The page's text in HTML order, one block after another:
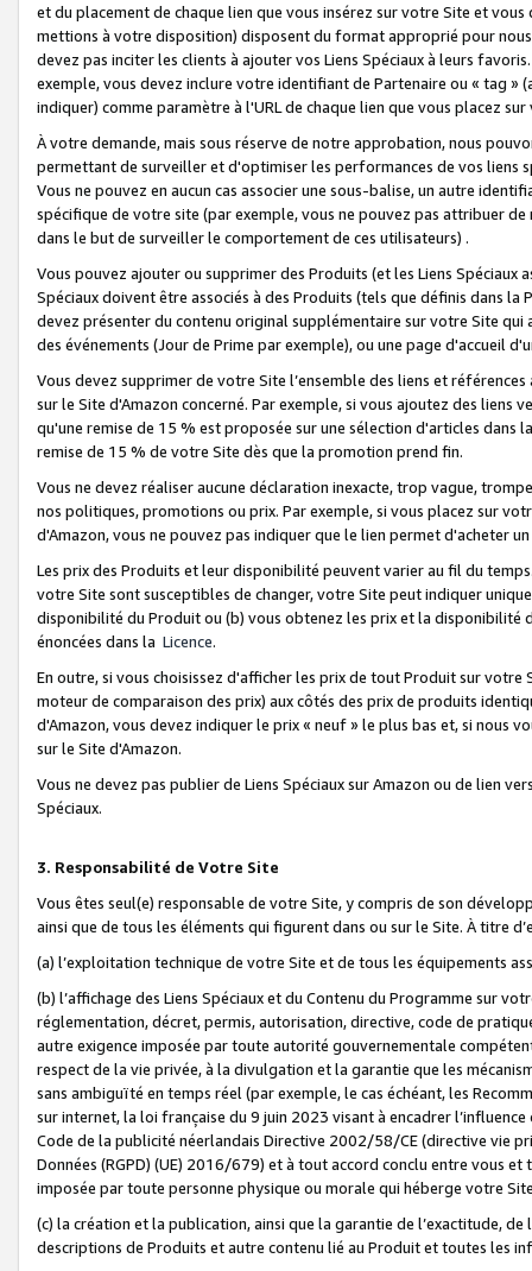
et du placement de chaque lien que vous insérez sur votre Site et
mettions à votre disposition) disposent du format approprié pour
devez pas inciter les clients à ajouter vos Liens Spéciaux à leurs
exemple, vous devez inclure votre identifiant de Partenaire ou « tag
indiquer) comme paramètre à l'URL de chaque lien que vous placez
À votre demande, mais sous réserve de notre approbation, nous
permettant de surveiller et d'optimiser les performances de vos liens
Vous ne pouvez en aucun cas associer une sous-balise, un autre
spécifique de votre site (par exemple, vous ne pouvez pas attribuer
dans le but de surveiller le comportement de ces utilisateurs) .
Vous pouvez ajouter ou supprimer des Produits (et les Liens
Spéciaux doivent être associés à des Produits (tels que définis dans
devez présenter du contenu original supplémentaire sur votre Site qui
des événements (Jour de Prime par exemple), ou une page d'accueil
Vous devez supprimer de votre Site l’ensemble des liens et
sur le Site d'Amazon concerné. Par exemple, si vous ajoutez des
qu'une remise de 15 % est proposée sur une sélection d'articles
remise de 15 % de votre Site dès que la promotion prend fin.
Vous ne devez réaliser aucune déclaration inexacte, trop vague,
nos politiques, promotions ou prix. Par exemple, si vous placez sur
d'Amazon, vous ne pouvez pas indiquer que le lien permet d'acheter
Les prix des Produits et leur disponibilité peuvent varier au fil du
votre Site sont susceptibles de changer, votre Site peut indiquer
disponibilité du Produit ou (b) vous obtenez les prix et la disponibilité
énoncées dans la Licence.
En outre, si vous choisissez d'afficher les prix de tout Produit sur
moteur de comparaison des prix) aux côtés des prix de produits
d'Amazon, vous devez indiquer le prix « neuf » le plus bas et, si nous
sur le Site d'Amazon.
Vous ne devez pas publier de Liens Spéciaux sur Amazon ou de lien
Spéciaux.
3. Responsabilité de Votre Site
Vous êtes seul(e) responsable de votre Site, y compris de son
ainsi que de tous les éléments qui figurent dans ou sur le Site. À titre
(a) l’exploitation technique de votre Site et de tous les équipements
(b) l’affichage des Liens Spéciaux et du Contenu du Programme sur
réglementation, décret, permis, autorisation, directive, code de
autre exigence imposée par toute autorité gouvernementale
respect de la vie privée, à la divulgation et la garantie que les
sans ambiguïté en temps réel (par exemple, le cas échéant, les
sur internet, la loi française du 9 juin 2023 visant à encadrer
Code de la publicité néerlandais Directive 2002/58/CE (directive vie
Données (RGPD) (UE) 2016/679) et à tout accord conclu entre vous
imposée par toute personne physique ou morale qui héberge votre
(c) la création et la publication, ainsi que la garantie de l’exactitude,
descriptions de Produits et autre contenu lié au Produit et toutes les